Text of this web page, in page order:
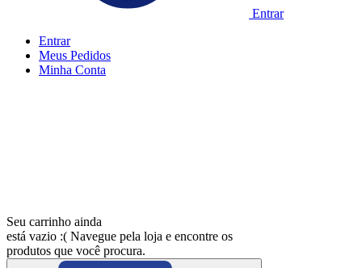
Entrar
Entrar
Meus Pedidos
Minha Conta
Seu carrinho ainda
está vazio :( Navegue pela loja e encontre os
produtos que você procura.